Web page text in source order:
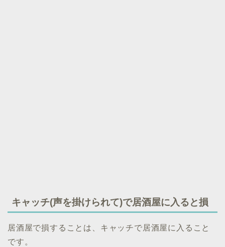
キャッチ(声を掛けられて)で居酒屋に入ると損
居酒屋で損することは、キャッチで居酒屋に入ること
です。